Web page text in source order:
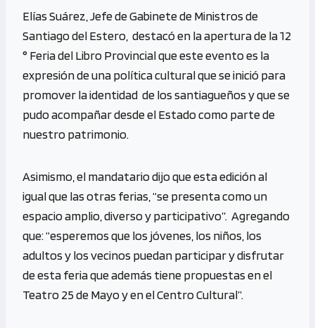
Elías Suárez, Jefe de Gabinete de Ministros de
Santiago del Estero, destacó en la apertura de la 12
° Feria del Libro Provincial que este evento es la
expresión de una política cultural que se inició para
promover la identidad de los santiagueños y que se
pudo acompañar desde el Estado como parte de
nuestro patrimonio.
Asimismo, el mandatario dijo que esta edición al
igual que las otras ferias, “se presenta como un
espacio amplio, diverso y participativo”. Agregando
que: “esperemos que los jóvenes, los niños, los
adultos y los vecinos puedan participar y disfrutar
de esta feria que además tiene propuestas en el
Teatro 25 de Mayo y en el Centro Cultural”.